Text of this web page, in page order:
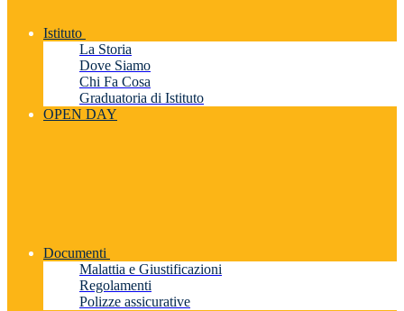
Istituto
La Storia
Dove Siamo
Chi Fa Cosa
Graduatoria di Istituto
OPEN DAY
Documenti
Malattia e Giustificazioni
Regolamenti
Polizze assicurative